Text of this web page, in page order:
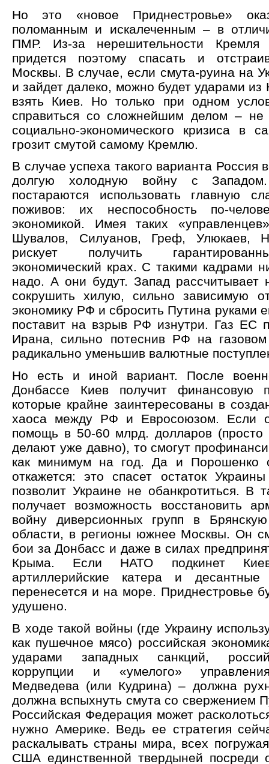
Но это «новое Приднестровье»
поломанным и искалеченным – в
ПМР. Из-за нерешительности
придется поэтому спасать и
Москвы. В случае, если смута-руина на
и зайдет далеко, можно будет ударами
взять Киев. Но только при одном
справиться со сложнейшим делом – не
социально-экономического кризиса
грозит смутой самому Кремлю.
В случае успеха такого варианта Россия
долгую холодную войну с
постараются использовать главную
поживов: их неспособность по-
экономикой. Имея таких
Шувалов, Силуанов, Греф, Улюкаев,
рискует получить
экономический крах. С такими кадрами
надо. А они будут. Запад рассчитывает
сокрушить хилую, сильно зависимую
экономику РФ и сбросить Путина руками
поставит на взрыв РФ изнутри. Газ ЕС
Ирана, сильно потеснив РФ на
радикально уменьшив валютные
Но есть и иной вариант. После
Донбассе Киев получит
которые крайне заинтересованы в
хаоса между РФ и Евросоюзом. Если
помощь в 50-60 млрд. долларов (просто
делают уже давно), то смогут
как минимум на год. Да и Порошенко
откажется: это спасет остаток
позволит Украине не обанкротиться. В
получает возможность восстановить
войну диверсионных групп в
области, в регионы южнее Москвы. Он
бои за Донбасс и даже в силах
Крыма. Если НАТО подкинет
артиллерийские катера и
перенесется и на море. Приднестровье
удушено.
В ходе такой войны (где Украину
как пушечное мясо) российская
ударами западных санкций,
коррупции и «умелого»
Медведева (или Кудрина) – должна
должна вспыхнуть смута со свержением
Российская Федерация может
нужно Америке. Ведь ее стратегия
раскалывать страны мира, всех
США единственной твердыней посреди